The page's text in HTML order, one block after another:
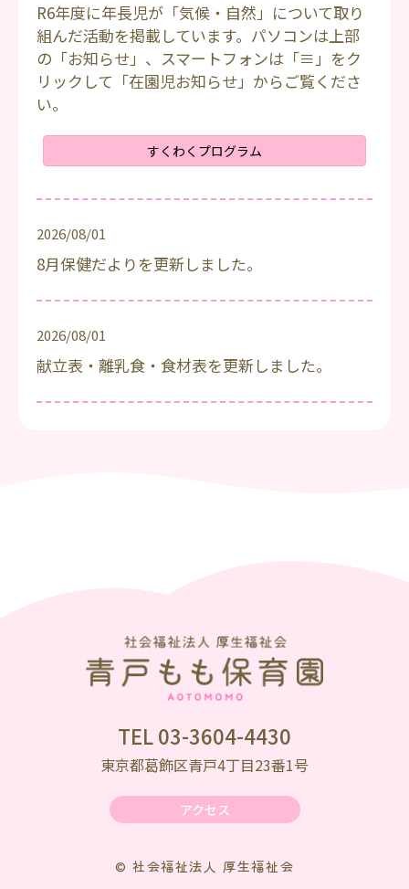
R6年度に年長児が「気候・自然」について取り
組んだ活動を掲載しています。パソコンは上部
の「お知らせ」、スマートフォンは「≡」をク
リックして「在園児お知らせ」からご覧くださ
い。
すくわくプログラム
2026/08/01
8月保健だよりを更新しました。
2026/08/01
献立表・離乳食・食材表を更新しました。
TEL 03-3604-4430
東京都葛飾区青戸4丁目23番1号
アクセス
© 社会福祉法人 厚生福祉会